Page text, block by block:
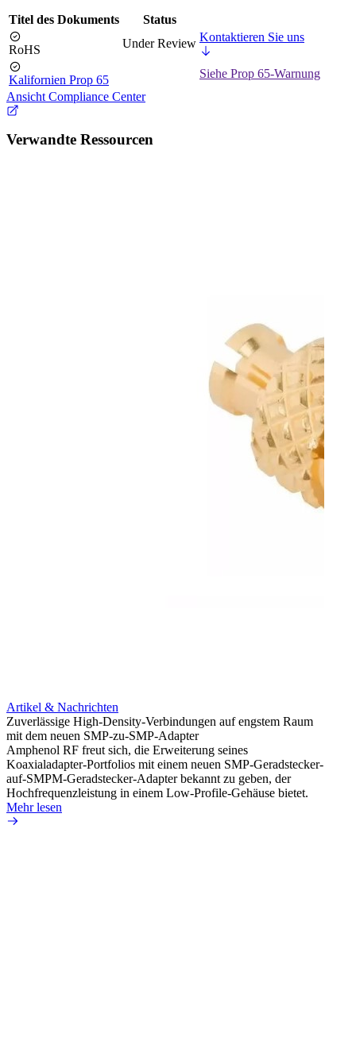
Titel des Dokuments Status
RoHS Under Review Kontaktieren Sie uns
Kalifornien Prop 65
Siehe Prop 65-Warnung
Ansicht Compliance Center
Verwandte Ressourcen
Artikel & Nachrichten
Zuverlässige High-Density-Verbindungen auf engstem Raum
mit dem neuen SMP-zu-SMP-Adapter
Amphenol RF freut sich, die Erweiterung seines
Koaxialadapter-Portfolios mit einem neuen SMP-Geradstecker-
auf-SMPM-Geradstecker-Adapter bekannt zu geben, der
Hochfrequenzleistung in einem Low-Profile-Gehäuse bietet.
Mehr lesen